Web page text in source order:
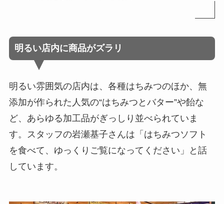
明るい店内に商品がズラリ
明るい雰囲気の店内は、各種はちみつのほか、無
添加が作られた人気の“はちみつとバター”や飴な
ど、あらゆる加工品がぎっしり並べられていま
す。スタッフの岩瀬基子さんは「はちみつソフト
を食べて、ゆっくりご覧になってください」と話
しています。